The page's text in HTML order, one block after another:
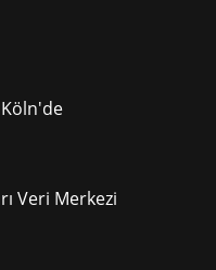
Köln'de
Veri Merkezi